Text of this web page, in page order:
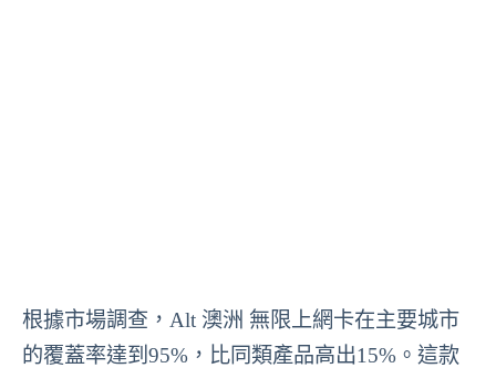
根據市場調查，Alt 澳洲 無限上網卡在主要城市
的覆蓋率達到95%，比同類產品高出15%。這款